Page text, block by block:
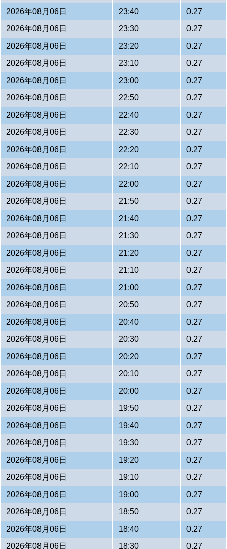
2026年08月06日
23:40
0.27
2026年08月06日
23:30
0.27
2026年08月06日
23:20
0.27
2026年08月06日
23:10
0.27
2026年08月06日
23:00
0.27
2026年08月06日
22:50
0.27
2026年08月06日
22:40
0.27
2026年08月06日
22:30
0.27
2026年08月06日
22:20
0.27
2026年08月06日
22:10
0.27
2026年08月06日
22:00
0.27
2026年08月06日
21:50
0.27
2026年08月06日
21:40
0.27
2026年08月06日
21:30
0.27
2026年08月06日
21:20
0.27
2026年08月06日
21:10
0.27
2026年08月06日
21:00
0.27
2026年08月06日
20:50
0.27
2026年08月06日
20:40
0.27
2026年08月06日
20:30
0.27
2026年08月06日
20:20
0.27
2026年08月06日
20:10
0.27
2026年08月06日
20:00
0.27
2026年08月06日
19:50
0.27
2026年08月06日
19:40
0.27
2026年08月06日
19:30
0.27
2026年08月06日
19:20
0.27
2026年08月06日
19:10
0.27
2026年08月06日
19:00
0.27
2026年08月06日
18:50
0.27
2026年08月06日
18:40
0.27
2026年08月06日
18:30 0.27